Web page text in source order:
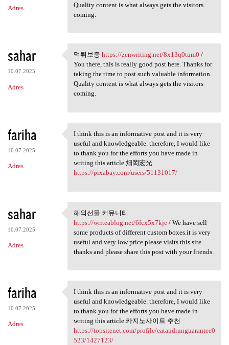
Adres
Quality content is what always gets the visitors
coming.
sahar
10.07.2025
Adres
먹튀보증 https://zenwriting.net
먹튀보증 https://zenwriting.net/8x13q0tum0 /
You there, this is really good post here. Thanks for
taking the time to post such valuable information.
Quality content is what always gets the visitors
coming.
fariha
10.07.2025
Adres
I think this is an
I think this is an informative post and it is very
useful and knowledgeable. therefore, I would like
to thank you for the efforts you have made in
writing this article.畑岡宏光
https://pixabay.com/users/51131017/
sahar
10.07.2025
Adres
해외선물 커뮤니티
https://writeablog
해외선물 커뮤니티
https://writeablog.net/6fcx5x7kje/ We have sell
some products of different custom boxes.it is very
useful and very low price please visits this site
thanks and please share this post with your friends.
fariha
10.07.2025
Adres
I think this is an
I think this is an informative post and it is very
useful and knowledgeable. therefore, I would like
to thank you for the efforts you have made in
writing this article.카지노사이트 추천
https://topsitenet.com/profile/eatandrunguarantee0
523/1427123/